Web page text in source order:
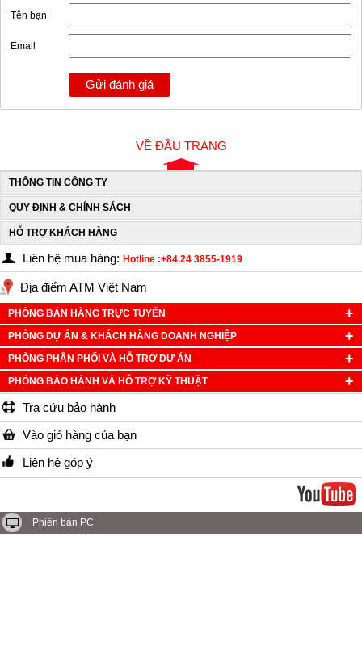
Tên bạn
Email
Gửi đánh giá
VỀ ĐẦU TRANG
THÔNG TIN CÔNG TY
QUY ĐỊNH & CHÍNH SÁCH
HỖ TRỢ KHÁCH HÀNG
Liên hệ mua hàng: Hotline :+84.24 3855-1919
Địa điểm ATM Việt Nam
PHÒNG BÁN HÀNG TRỰC TUYẾN
PHÒNG DỰ ÁN & KHÁCH HÀNG DOANH NGHIỆP
PHÒNG PHÂN PHỐI VÀ HỖ TRỢ DỰ ÁN
PHÒNG BẢO HÀNH VÀ HỖ TRỢ KỸ THUẬT
Tra cứu bảo hành
Vào giỏ hàng của bạn
Liên hệ góp ý
Phiên bản PC